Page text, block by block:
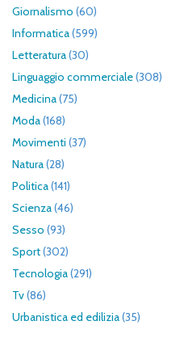
Giornalismo (60)
Informatica(599)
Letteratura(30)
Linguaggio commerciale(308)
Medicina(75)
Moda(168)
Movimenti (37)
Natura(28)
Politica(141)
Scienza(46)
Sesso (93)
Sport(302)
Tecnologia(291)
Tv(86)
Urbanistica ed edilizia(35)